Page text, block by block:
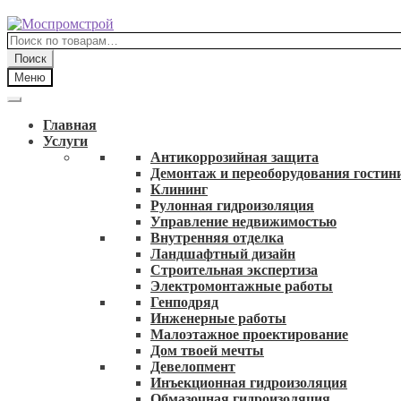
Перейти
к
навигации
Перейти
к
содержимому
Искать:
Поиск
Меню
Главная
Услуги
Антикоррозийная защита
Демонтаж и переоборудования
Клининг
Рулонная гидроизоляция
Управление недвижимостью
Внутренняя отделка
Ландшафтный дизайн
Строительная экспертиза
Электромонтажные работы
Генподряд
Инженерные работы
Малоэтажное проектирование
Дом твоей мечты
Девелопмент
Инъекционная гидроизоляция